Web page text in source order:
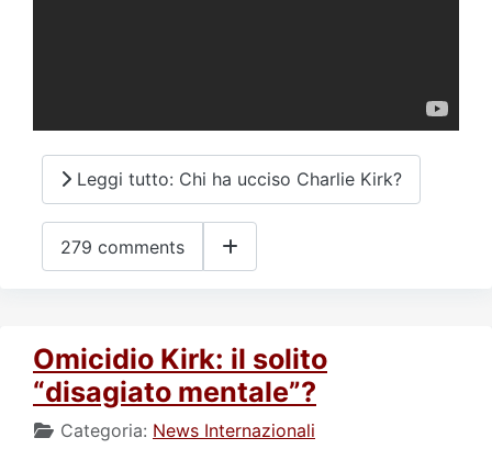
Leggi tutto: Chi ha ucciso Charlie Kirk?
279 comments
Omicidio Kirk: il solito
“disagiato mentale”?
Categoria: News Internazionali